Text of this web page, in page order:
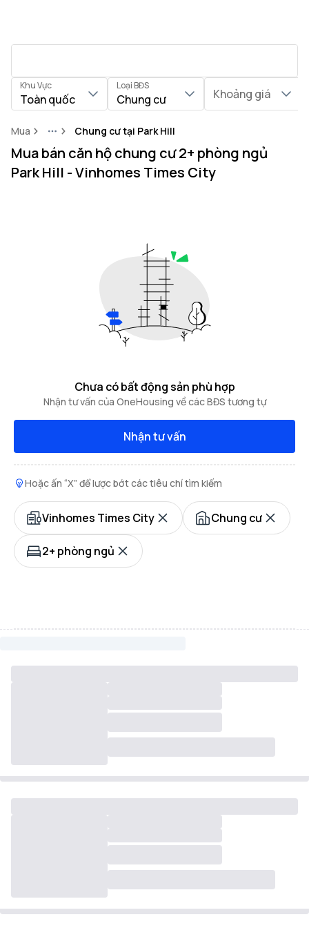
Khu Vực
Toàn quốc
Loại BĐS
Chung cư Khoảng giá
Mua MoreChung cư tại Park Hill
Mua bán căn hộ chung cư 2+ phòng ngủ
Park Hill - Vinhomes Times City
Chưa có bất động sản phù hợp
Nhận tư vấn của OneHousing về các BĐS tương tự
Nhận tư vấn
Hoặc ấn “X” để lược bớt các tiêu chí tìm kiếm
Vinhomes Times City Chung cư
2+ phòng ngủ